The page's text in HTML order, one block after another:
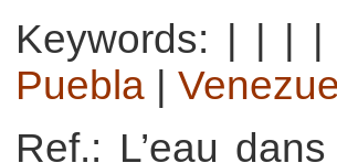
Keywords:
Puebla
Ref.: L’eau